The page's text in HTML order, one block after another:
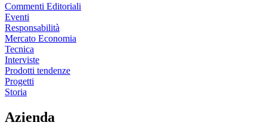
Commenti Editoriali
Eventi
Responsabilità
Mercato Economia
Tecnica
Interviste
Prodotti tendenze
Progetti
Storia
Azienda